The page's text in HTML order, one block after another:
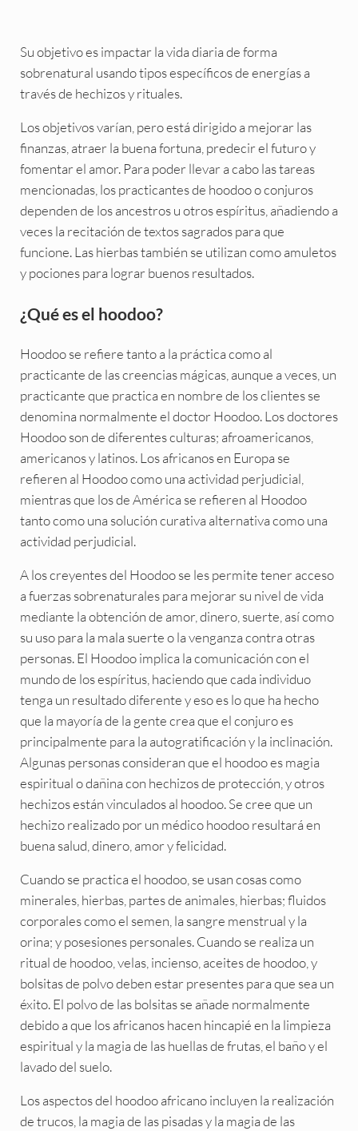
Su objetivo es impactar la vida diaria de forma
sobrenatural usando tipos específicos de energías a
través de hechizos y rituales.
Los objetivos varían, pero está dirigido a mejorar las
finanzas, atraer la buena fortuna, predecir el futuro y
fomentar el amor. Para poder llevar a cabo las tareas
mencionadas, los practicantes de hoodoo o conjuros
dependen de los ancestros u otros espíritus, añadiendo a
veces la recitación de textos sagrados para que
funcione. Las hierbas también se utilizan como amuletos
y pociones para lograr buenos resultados.
¿Qué es el hoodoo?
Hoodoo se refiere tanto a la práctica como al
practicante de las creencias mágicas, aunque a veces, un
practicante que practica en nombre de los clientes se
denomina normalmente el doctor Hoodoo. Los doctores
Hoodoo son de diferentes culturas; afroamericanos,
americanos y latinos. Los africanos en Europa se
refieren al Hoodoo como una actividad perjudicial,
mientras que los de América se refieren al Hoodoo
tanto como una solución curativa alternativa como una
actividad perjudicial.
A los creyentes del Hoodoo se les permite tener acceso
a fuerzas sobrenaturales para mejorar su nivel de vida
mediante la obtención de amor, dinero, suerte, así como
su uso para la mala suerte o la venganza contra otras
personas. El Hoodoo implica la comunicación con el
mundo de los espíritus, haciendo que cada individuo
tenga un resultado diferente y eso es lo que ha hecho
que la mayoría de la gente crea que el conjuro es
principalmente para la autogratificación y la inclinación.
Algunas personas consideran que el hoodoo es magia
espiritual o dañina con hechizos de protección, y otros
hechizos están vinculados al hoodoo. Se cree que un
hechizo realizado por un médico hoodoo resultará en
buena salud, dinero, amor y felicidad.
Cuando se practica el hoodoo, se usan cosas como
minerales, hierbas, partes de animales, hierbas; fluidos
corporales como el semen, la sangre menstrual y la
orina; y posesiones personales. Cuando se realiza un
ritual de hoodoo, velas, incienso, aceites de hoodoo, y
bolsitas de polvo deben estar presentes para que sea un
éxito. El polvo de las bolsitas se añade normalmente
debido a que los africanos hacen hincapié en la limpieza
espiritual y la magia de las huellas de frutas, el baño y el
lavado del suelo.
Los aspectos del hoodoo africano incluyen la realización
de trucos, la magia de las pisadas y la magia de las